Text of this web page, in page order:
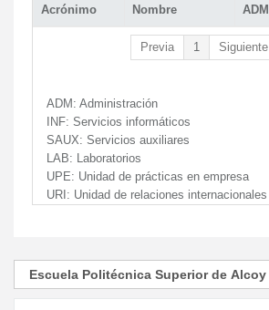
Acrónimo Nombre ADM
Previa 1 Siguiente
ADM: Administración
INF: Servicios informáticos
SAUX: Servicios auxiliares
LAB: Laboratorios
UPE: Unidad de prácticas en empresa
URI: Unidad de relaciones internacionales